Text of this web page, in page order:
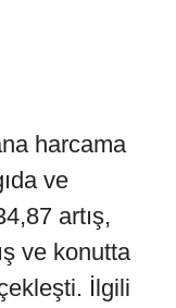
harcama
ve
artış,
ve konutta
İlgili